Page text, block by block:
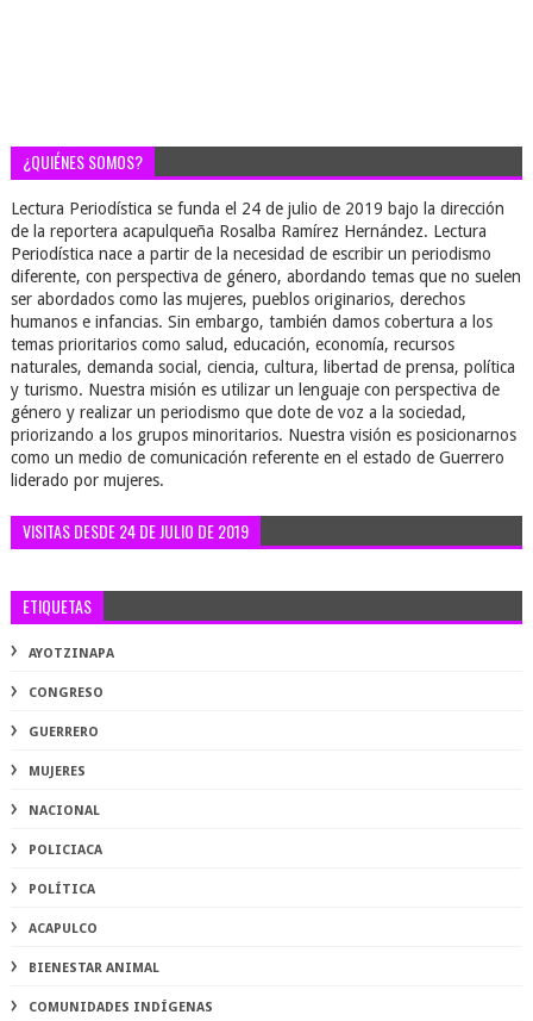
¿QUIÉNES SOMOS?
Lectura Periodística se funda el 24 de julio de 2019 bajo la dirección
de la reportera acapulqueña Rosalba Ramírez Hernández. Lectura
Periodística nace a partir de la necesidad de escribir un periodismo
diferente, con perspectiva de género, abordando temas que no suelen
ser abordados como las mujeres, pueblos originarios, derechos
humanos e infancias. Sin embargo, también damos cobertura a los
temas prioritarios como salud, educación, economía, recursos
naturales, demanda social, ciencia, cultura, libertad de prensa, política
y turismo. Nuestra misión es utilizar un lenguaje con perspectiva de
género y realizar un periodismo que dote de voz a la sociedad,
priorizando a los grupos minoritarios. Nuestra visión es posicionarnos
como un medio de comunicación referente en el estado de Guerrero
liderado por mujeres.
VISITAS DESDE 24 DE JULIO DE 2019
ETIQUETAS
AYOTZINAPA
CONGRESO
GUERRERO
MUJERES
NACIONAL
POLICIACA
POLÍTICA
ACAPULCO
BIENESTAR ANIMAL
COMUNIDADES INDÍGENAS